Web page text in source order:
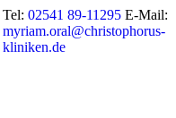
Tel: 02541 89-11295 E-Mail:
myriam.oral@christophorus-
kliniken.de